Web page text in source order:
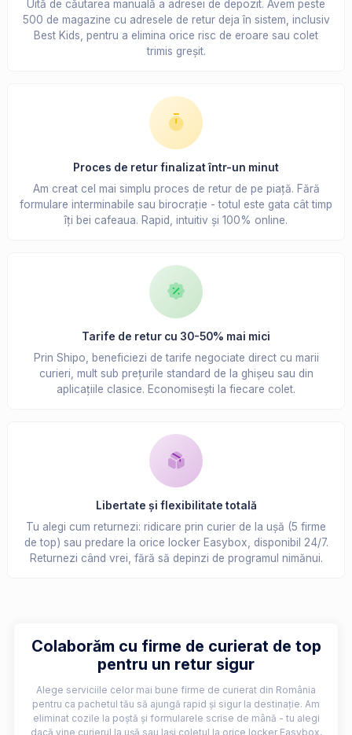
Uită de căutarea manuală a adresei de depozit. Avem peste
500 de magazine cu adresele de retur deja în sistem, inclusiv
Best Kids, pentru a elimina orice risc de eroare sau colet
trimis greșit.
Proces de retur finalizat într-un minut
Am creat cel mai simplu proces de retur de pe piață. Fără
formulare interminabile sau birocrație - totul este gata cât timp
îți bei cafeaua. Rapid, intuitiv și 100% online.
Tarife de retur cu 30-50% mai mici
Prin Shipo, beneficiezi de tarife negociate direct cu marii
curieri, mult sub prețurile standard de la ghișeu sau din
aplicațiile clasice. Economisești la fiecare colet.
Libertate și flexibilitate totală
Tu alegi cum returnezi: ridicare prin curier de la ușă (5 firme
de top) sau predare la orice locker Easybox, disponibil 24/7.
Returnezi când vrei, fără să depinzi de programul nimănui.
Colaborăm cu firme de curierat de top
pentru un retur sigur
Alege serviciile celor mai bune firme de curierat din România
pentru ca pachetul tău să ajungă rapid și sigur la destinație. Am
eliminat cozile la poștă și formularele scrise de mână - tu alegi
dacă vine curierul la ușă sau lași coletul la orice locker Easybox,